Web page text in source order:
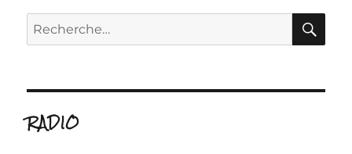
Recherche
pour :
RADIO